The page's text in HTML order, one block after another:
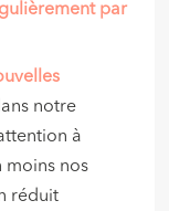
par
notre
à
moins nos
réduit